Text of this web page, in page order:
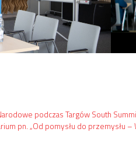
podczas Targów South
pn. „Od pomysłu do przemysłu